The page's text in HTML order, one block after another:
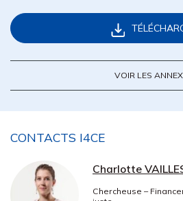
VOIR LES
CONTACTS I4CE
Charlotte
Chercheuse –